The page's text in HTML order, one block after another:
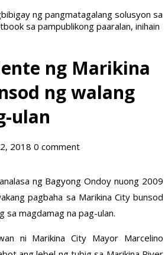
ng pangmatagalang solusyon sa
sa pampublikong paaralan, inihain
ng Marikina
ng walang
ulan
2018 0 comment
ng Bagyong Ondoy nuong 2009
pagbaha sa Marikina City bunsod
sa magdamag na pag-ulan.
ni Marikina City Mayor Marcelino